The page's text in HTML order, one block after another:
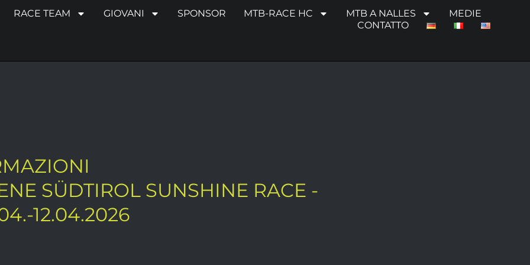
RACE TEAM GIOVANI SPONSOR MTB-RACE HC MTB A NALLES
MEDIE
CONTATTO
SÜDTIROL SUNSHINE RACE -
12.04.2026